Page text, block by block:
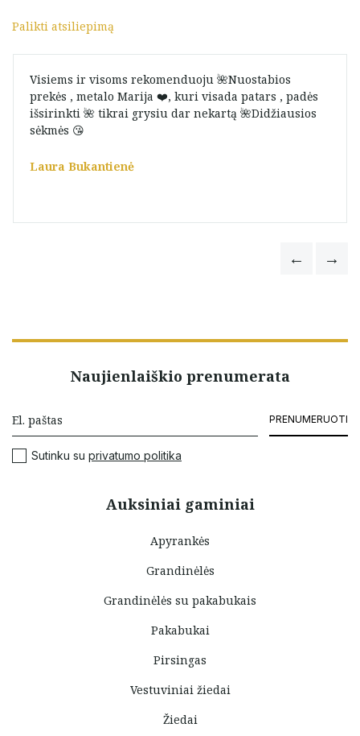
Palikti atsiliepimą
Visiems ir visoms rekomenduoju 🌺Nuostabios
prekės , metalo Marija ❤️, kuri visada patars , padės
išsirinkti 🌺 tikrai grysiu dar nekartą 🌺Didžiausios
sėkmės 😘
Laura Bukantienė
Auksiniai gaminiai
Apyrankės
Grandinėlės
Grandinėlės su pakabukais
Pakabukai
Pirsingas
Vestuviniai žiedai
Žiedai
Naujienlaiškio prenumerata
PRENUMERUOTI
Sutinku su privatumo politika